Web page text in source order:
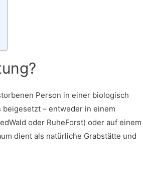
Person in einer biologisch
– entweder in einem
oder RuheForst) oder auf einem
dient als natürliche Grabstätte und